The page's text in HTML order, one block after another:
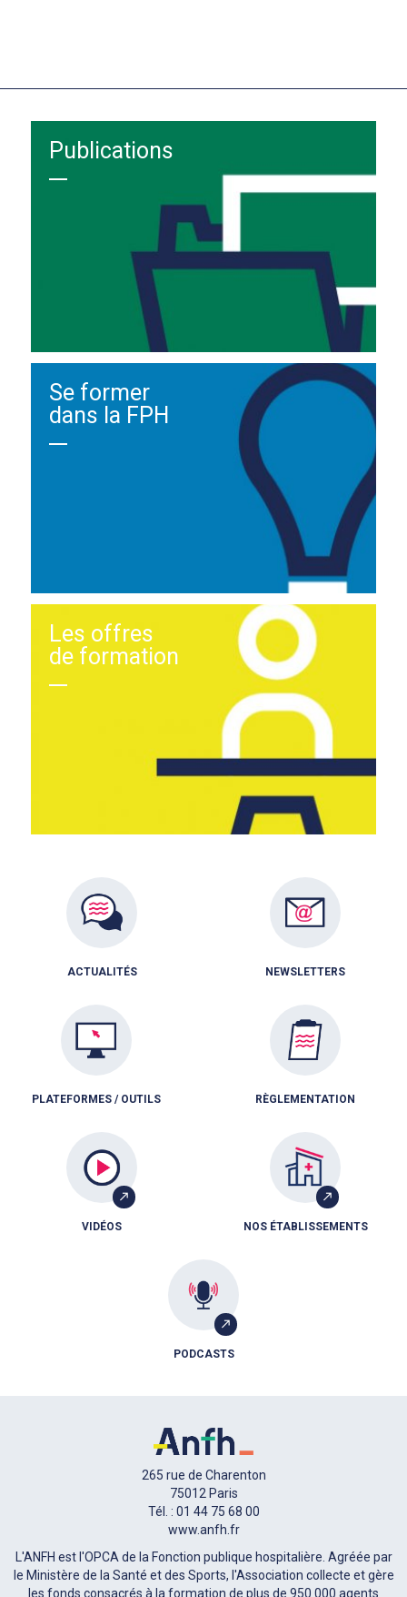
Publications
Se former
dans la FPH
Les offres
de formation
ACTUALITÉS NEWSLETTERS
PLATEFORMES / OUTILS RÈGLEMENTATION
VIDÉOS NOS ÉTABLISSEMENTS
PODCASTS
265 rue de Charenton
75012 Paris
Tél. : 01 44 75 68 00
www.anfh.fr
L'ANFH est l'OPCA de la Fonction publique hospitalière. Agréée par
le Ministère de la Santé et des Sports, l'Association collecte et gère
les fonds consacrés à la formation de plus de 950 000 agents